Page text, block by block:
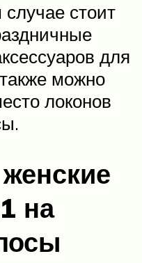
стоит
для
можно
локонов
на